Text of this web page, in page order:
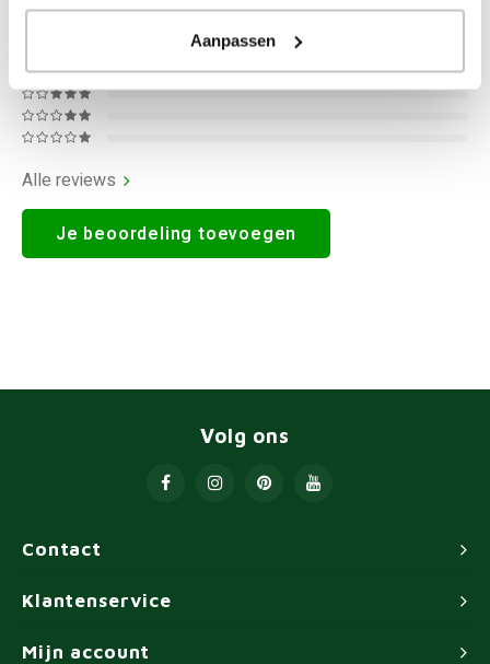
Aanpassen
Alle reviews
Je beoordeling toevoegen
Contact
Volg ons
Klantenservice
Mijn account